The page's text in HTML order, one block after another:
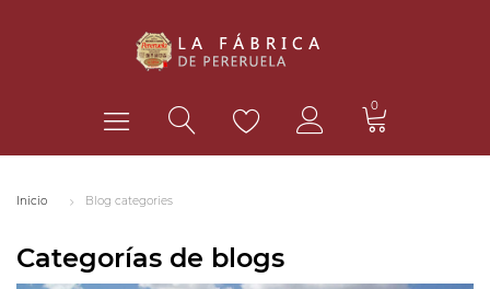
0
Inicio Blog categories
Categorías de blogs